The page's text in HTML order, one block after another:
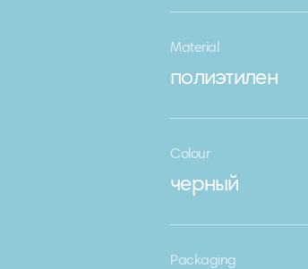
Material
полиэтилен
Colour
черный
Packaging